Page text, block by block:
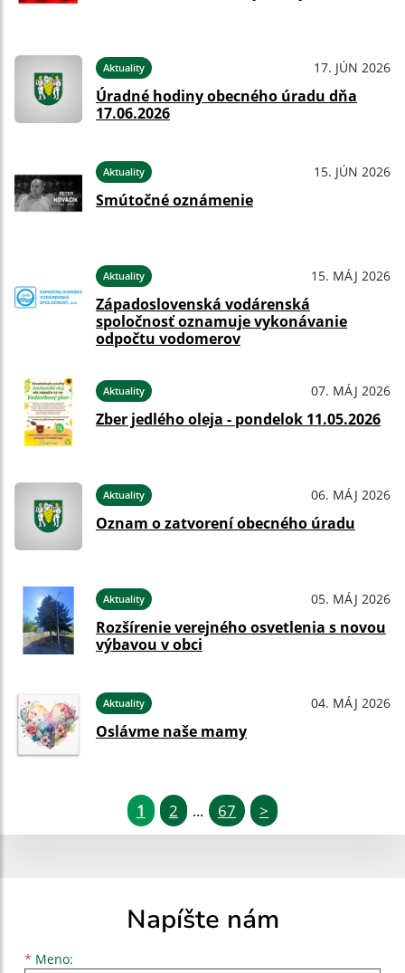
Aktuality 17. JÚN 2026
Úradné hodiny obecného úradu dňa
17.06.2026
Aktuality 15. JÚN 2026
Smútočné oznámenie
Aktuality 15. MÁJ 2026
Západoslovenská vodárenská
spoločnosť oznamuje vykonávanie
odpočtu vodomerov
Aktuality 07. MÁJ 2026
Zber jedlého oleja - pondelok 11.05.2026
Aktuality 06. MÁJ 2026
Oznam o zatvorení obecného úradu
Aktuality 05. MÁJ 2026
Rozšírenie verejného osvetlenia s novou
výbavou v obci
Aktuality 04. MÁJ 2026
Oslávme naše mamy
1 2 ... 67 >
Napíšte nám
* Meno:
Meno
Priezvisko
E-mailová adresa